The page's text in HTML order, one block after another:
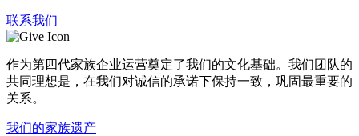
温度、压力、湿度(RH)、二氧化碳(CO2)和TVCO。
单独地通过LTE连接到基于云的数组视图仪表板
为长期使用而设计,附有5年保质期
联系我们
作为第四代家族企业运营奠定了我们的文化基础。我们团队的
共同理想是，在我们对诚信的承诺下保持一致，巩固最重要的
关系。
我们的家族遗产